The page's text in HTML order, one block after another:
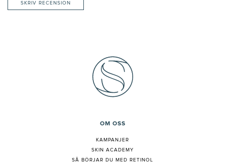
SKRIV RECENSION
OM OSS
KAMPANJER
SKIN ACADEMY
SÅ BÖRJAR DU MED RETINOL